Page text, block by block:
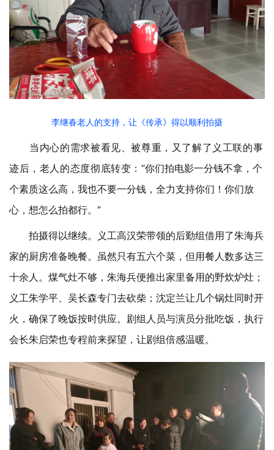
李继春老人的支持，让《传承》得以顺利拍摄
当内心的需求被看见、被尊重，又了解了义工联的事
迹后，老人的态度彻底转变： “你们拍电影一分钱不拿，个
个素质这么高，我也不要一分钱，全力支持你们！你们放
心，想怎么拍都行。”
拍摄得以继续。义工高汉荣带领的后勤组借用了朱海兵
家的厨房准备晚餐。虽然只有五六个菜，但用餐人数多达三
十余人。煤气灶不够，朱海兵便推出家里备用的野炊炉灶；
义工朱学平、吴长森专门去砍柴；沈定兰让几个锅灶同时开
火，确保了晚饭按时供应。剧组人员与演员分批吃饭，执行
会长朱启荣也专程前来探望，让剧组倍感温暖。